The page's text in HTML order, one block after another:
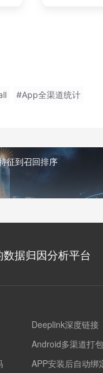
#App全渠道统计
征到召回排序
据归因分析平台
Deeplink深度链接
Android多渠道打包
APP安装后自动绑